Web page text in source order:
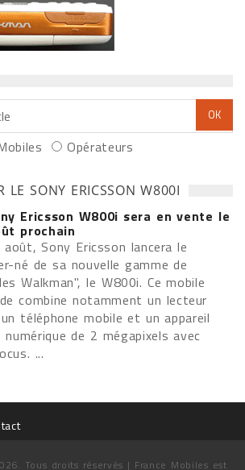
Opérateurs
LE SONY ERICSSON W800I
Ericsson W800i sera en vente le
prochain
Sony Ericsson lancera le
né de sa nouvelle gamme de
Walkman", le W800i. Ce mobile
combine notamment un lecteur
téléphone mobile et un appareil
de 2 mégapixels avec
...
Tous droits réservés | France Mobiles est